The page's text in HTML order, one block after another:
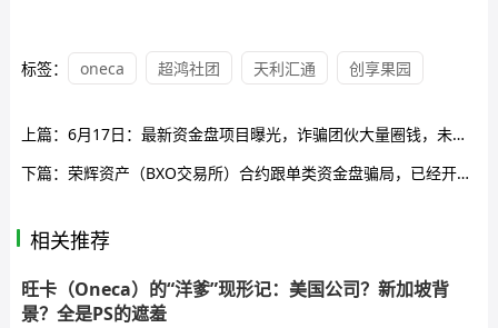
标签： oneca 超鸿社团 天利汇通 创享果园
上篇： 6月17日：最新资金盘项目曝光，诈骗团伙大量圈钱，未来星链（共创空间），瑞茂商会，东方领投（领投集团）即将关网跑路！
下篇： 荣辉资产（BXO交易所）合约跟单类资金盘骗局，已经开始单割，高度预警，即将崩盘跑路！
相关推荐
旺卡（Oneca）的“洋爹”现形记：美国公司？新加坡背
景？全是PS的遮羞